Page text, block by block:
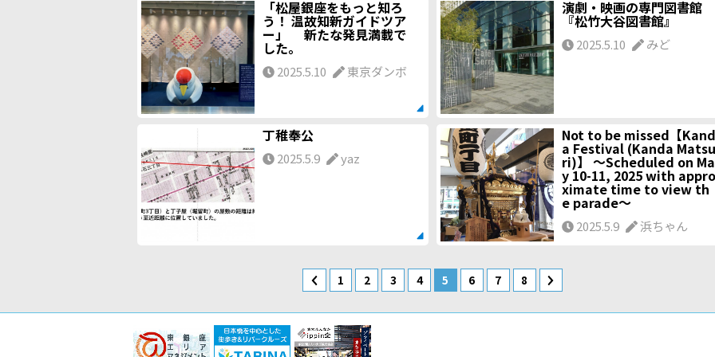
「松屋銀座をもっと知ろ
う！ 温故知新ガイドツア
ー」 新たな発見満載で
した。
2025.5.10 東京ダンボ
演劇・映画の専門図書館
『松竹大谷図書館』
2025.5.10 みど
丁稚奉公
2025.5.9 yaz
Not to be missed【Kand
a Festival (Kanda Matsu
ri)】 ～Scheduled on Ma
y 10-11, 2025 with appro
ximate time to view th
e parade～
2025.5.9 浜ちゃん
1 2 3 4 5 6 7 8